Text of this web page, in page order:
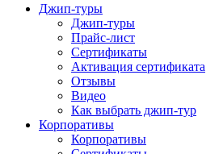
Джип-туры
Джип-туры
Прайс-лист
Сертификаты
Активация сертификата
Отзывы
Видео
Как выбрать джип-тур
Корпоративы
Корпоративы